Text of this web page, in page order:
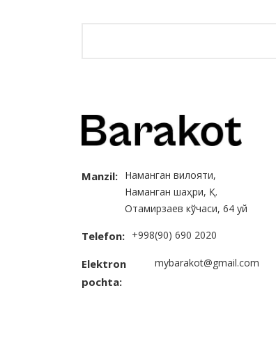
Manzil: Наманган вилояти,
Наманган шаҳри, Қ.
Отамирзаев кўчаси, 64 уй
Telefon: +998(90) 690 2020
Elektron
pochta:
mybarakot@gmail.com